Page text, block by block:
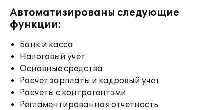
Автоматизированы следующие
функции:
Банк и касса
Налоговый учет
Основные средства
Расчет зарплаты и кадровый учет
Расчеты с контрагентами
Регламентированная отчетность